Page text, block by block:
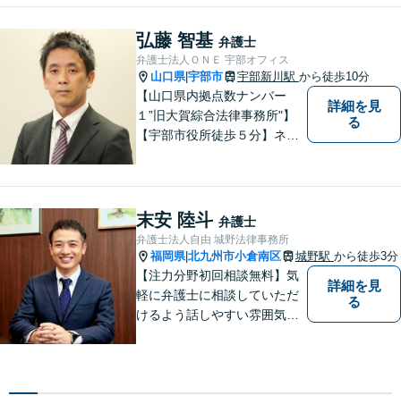
ください。
弘藤 智基 弁護士
弁護士法人ＯＮＥ 宇部オフィス
山口県|宇部市 宇部新川駅 から徒歩10分
【山口県内拠点数ナンバー
１”旧大賀綜合法律事務所"】
【宇部市役所徒歩５分】ネッ
相談ください。
詳細を見
る
末安 陸斗 弁護士
弁護士法人自由 城野法律事務所
福岡県|北九州市小倉南区 城野駅 から徒歩3分
【注力分野初回相談無料】気
軽に弁護士に相談していただ
けるよう話しやすい雰囲気を
ば、些細なことでもお気軽に
詳細を見
る